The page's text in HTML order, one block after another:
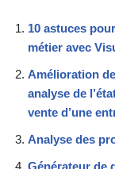
10 astuces
métier avec
Amélioration
analyse de
vente d’une
Analyse des
Générateur de